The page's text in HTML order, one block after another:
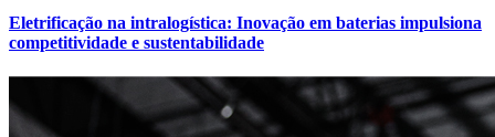
Eletrificação na intralogística: Inovação em baterias impulsiona
competitividade e sustentabilidade